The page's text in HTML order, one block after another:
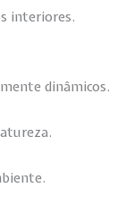
interiores.
dinâmicos.